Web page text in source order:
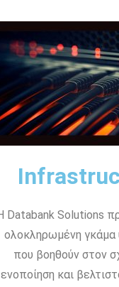
Databank Solutions
ολοκληρωμένη γκάμα
που βοηθούν στον
ενοποίηση και